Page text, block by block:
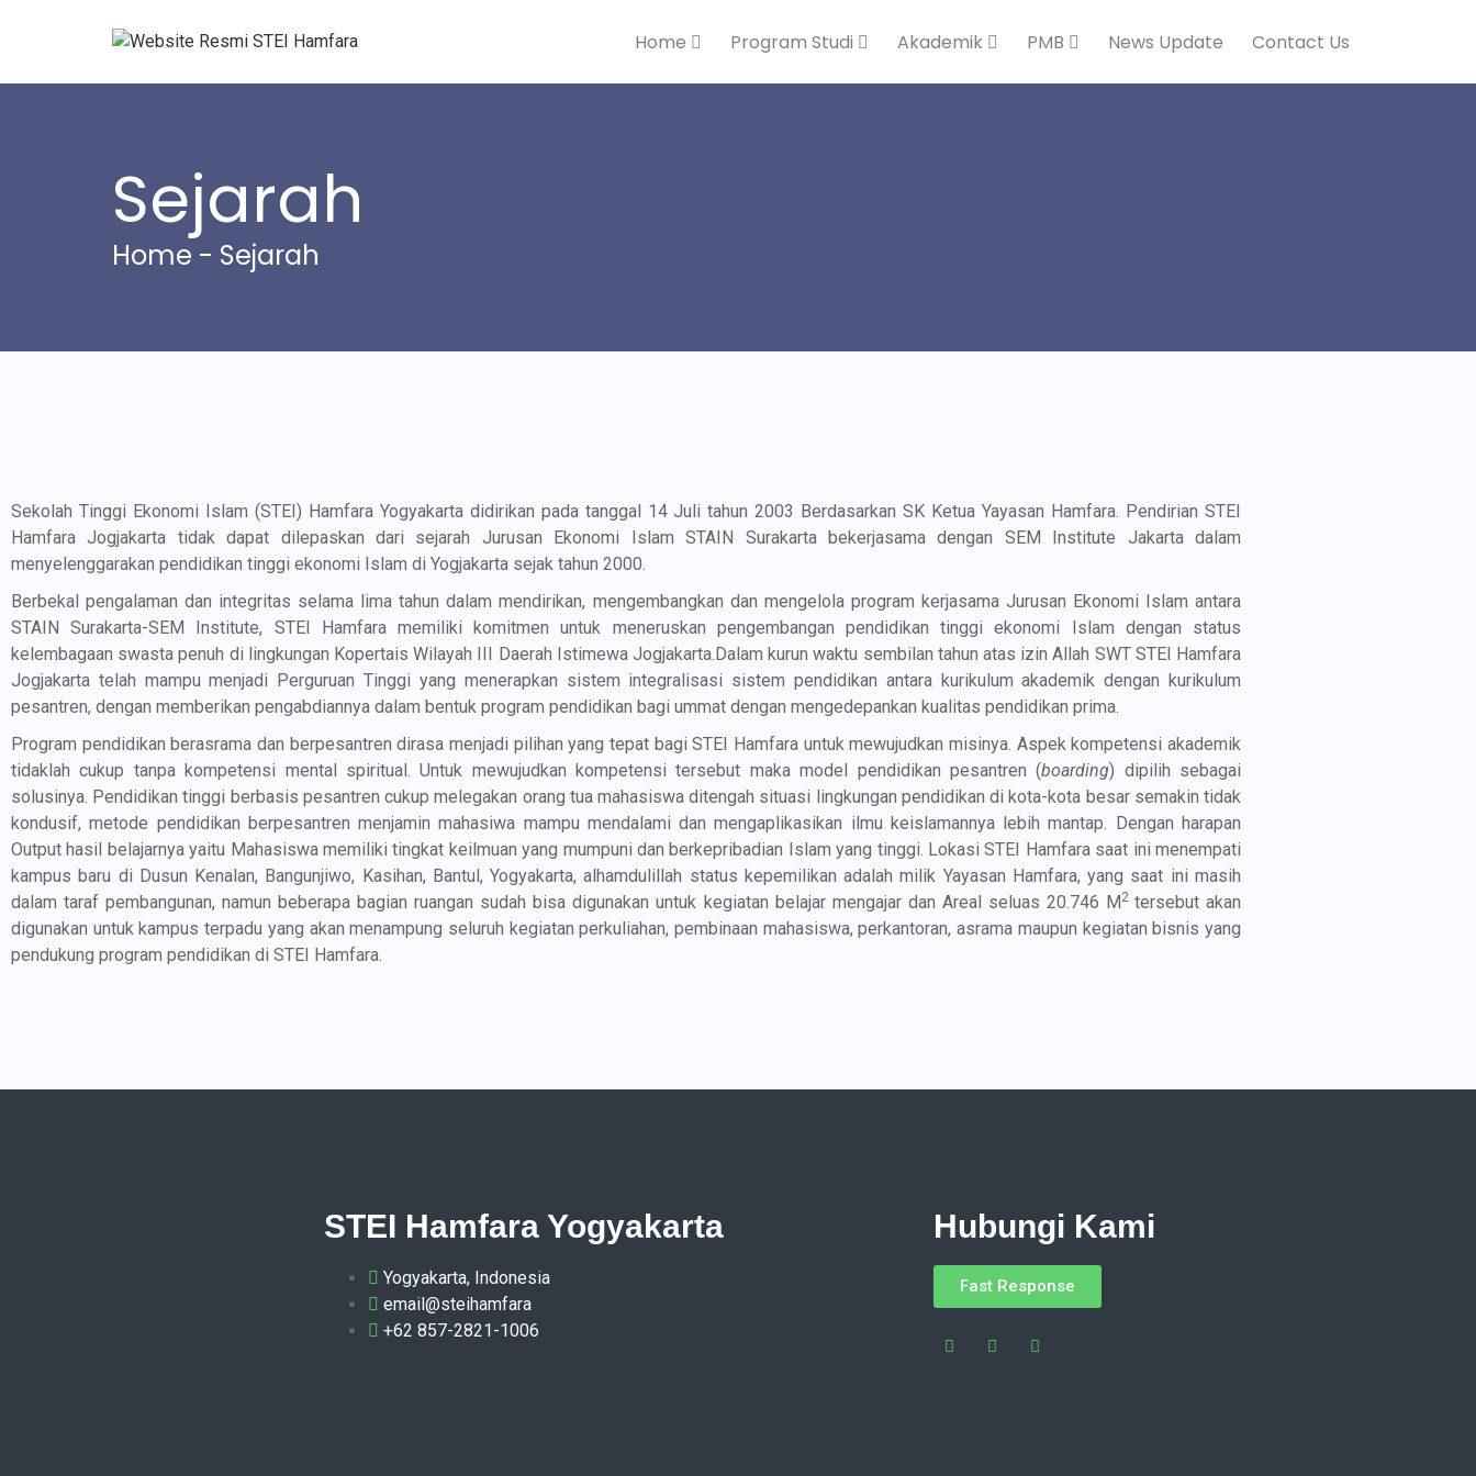
Home Program Studi Akademik PMB News Update Contact Us
Sejarah
Home - Sejarah
Sekolah Tinggi Ekonomi Islam (STEI) Hamfara Yogyakarta didirikan pada tanggal 14 Juli tahun 2003 Berdasarkan SK Ketua Yayasan Hamfara. Pendirian STEI
Hamfara Jogjakarta tidak dapat dilepaskan dari sejarah Jurusan Ekonomi Islam STAIN Surakarta bekerjasama dengan SEM Institute Jakarta dalam
menyelenggarakan pendidikan tinggi ekonomi Islam di Yogjakarta sejak tahun 2000.
Berbekal pengalaman dan integritas selama lima tahun dalam mendirikan, mengembangkan dan mengelola program kerjasama Jurusan Ekonomi Islam antara
STAIN Surakarta-SEM Institute, STEI Hamfara memiliki komitmen untuk meneruskan pengembangan pendidikan tinggi ekonomi Islam dengan status
kelembagaan swasta penuh di lingkungan Kopertais Wilayah III Daerah Istimewa Jogjakarta.Dalam kurun waktu sembilan tahun atas izin Allah SWT STEI Hamfara
Jogjakarta telah mampu menjadi Perguruan Tinggi yang menerapkan sistem integralisasi sistem pendidikan antara kurikulum akademik dengan kurikulum
pesantren, dengan memberikan pengabdiannya dalam bentuk program pendidikan bagi ummat dengan mengedepankan kualitas pendidikan prima.
Program pendidikan berasrama dan berpesantren dirasa menjadi pilihan yang tepat bagi STEI Hamfara untuk mewujudkan misinya. Aspek kompetensi akademik
tidaklah cukup tanpa kompetensi mental spiritual. Untuk mewujudkan kompetensi tersebut maka model pendidikan pesantren (boarding) dipilih sebagai
solusinya. Pendidikan tinggi berbasis pesantren cukup melegakan orang tua mahasiswa ditengah situasi lingkungan pendidikan di kota-kota besar semakin tidak
kondusif, metode pendidikan berpesantren menjamin mahasiwa mampu mendalami dan mengaplikasikan ilmu keislamannya lebih mantap. Dengan harapan
Output hasil belajarnya yaitu Mahasiswa memiliki tingkat keilmuan yang mumpuni dan berkepribadian Islam yang tinggi. Lokasi STEI Hamfara saat ini menempati
kampus baru di Dusun Kenalan, Bangunjiwo, Kasihan, Bantul, Yogyakarta, alhamdulillah status kepemilikan adalah milik Yayasan Hamfara, yang saat ini masih
dalam taraf pembangunan, namun beberapa bagian ruangan sudah bisa digunakan untuk kegiatan belajar mengajar dan Areal seluas 20.746 M2 tersebut akan
digunakan untuk kampus terpadu yang akan menampung seluruh kegiatan perkuliahan, pembinaan mahasiswa, perkantoran, asrama maupun kegiatan bisnis yang
pendukung program pendidikan di STEI Hamfara.
STEI Hamfara Yogyakarta
Yogyakarta, Indonesia
email@steihamfara
+62 857-2821-1006
Hubungi Kami
Fast Response